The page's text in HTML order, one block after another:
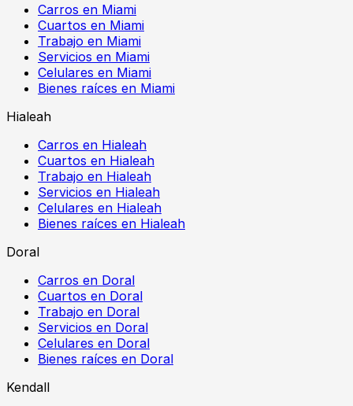
Carros en Miami
Cuartos en Miami
Trabajo en Miami
Servicios en Miami
Celulares en Miami
Bienes raíces en Miami
Hialeah
Carros en Hialeah
Cuartos en Hialeah
Trabajo en Hialeah
Servicios en Hialeah
Celulares en Hialeah
Bienes raíces en Hialeah
Doral
Carros en Doral
Cuartos en Doral
Trabajo en Doral
Servicios en Doral
Celulares en Doral
Bienes raíces en Doral
Kendall